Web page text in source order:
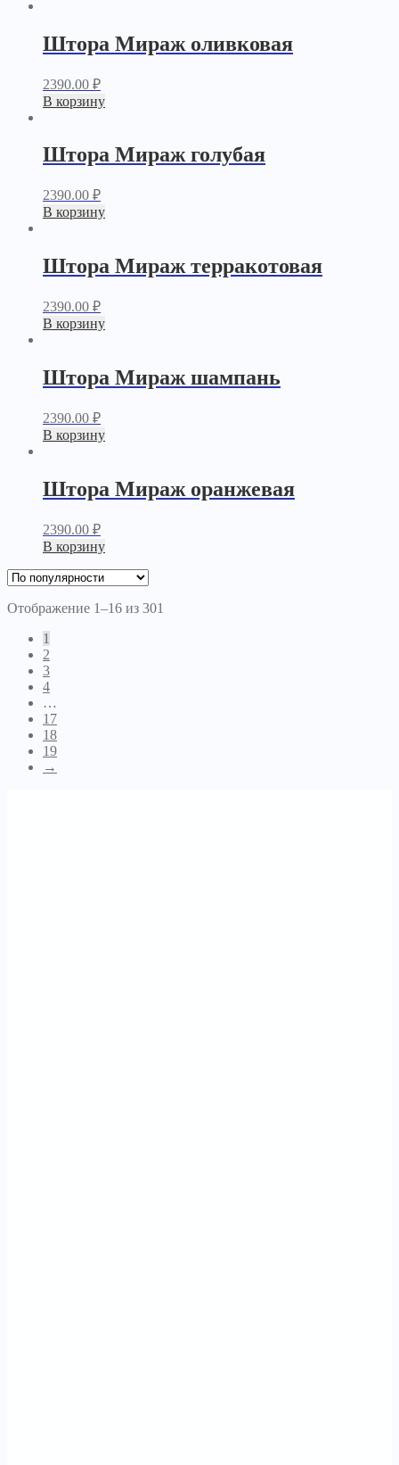
Штора Мираж оливковая
2390.00 ₽
В корзину
Штора Мираж голубая
2390.00 ₽
В корзину
Штора Мираж терракотовая
2390.00 ₽
В корзину
Штора Мираж шампань
2390.00 ₽
В корзину
Штора Мираж оранжевая
2390.00 ₽
В корзину
Отображение 1–16 из 301
1
2
3
4
…
17
18
19
→